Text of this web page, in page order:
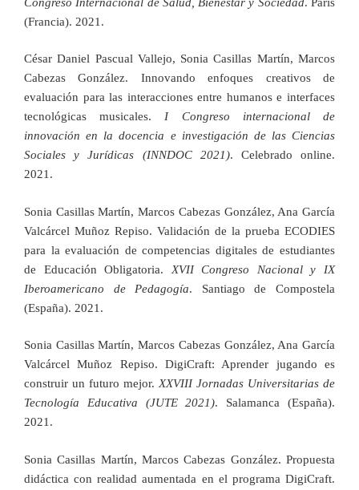
(Francia). 2021.
César Daniel Pascual Vallejo, Sonia Casillas Martín, Marcos
Cabezas González. Innovando enfoques creativos de
evaluación para las interacciones entre humanos e interfaces
tecnológicas musicales. I Congreso internacional de
innovación en la docencia e investigación de las Ciencias
Sociales y Jurídicas (INNDOC 2021). Celebrado online.
2021.
Sonia Casillas Martín, Marcos Cabezas González, Ana García
Valcárcel Muñoz Repiso. Validación de la prueba ECODIES
para la evaluación de competencias digitales de estudiantes
de Educación Obligatoria. XVII Congreso Nacional y IX
Iberoamericano de Pedagogía. Santiago de Compostela
(España). 2021.
Sonia Casillas Martín, Marcos Cabezas González, Ana García
Valcárcel Muñoz Repiso. DigiCraft: Aprender jugando es
construir un futuro mejor. XXVIII Jornadas Universitarias de
Tecnología Educativa (JUTE 2021). Salamanca (España).
2021.
Sonia Casillas Martín, Marcos Cabezas González. Propuesta
didáctica con realidad aumentada en el programa DigiCraft.